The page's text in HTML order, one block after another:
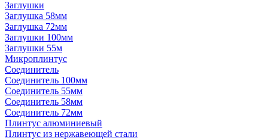
Заглушки
Заглушка 58мм
Заглушка 72мм
Заглушки 100мм
Заглушки 55м
Микроплинтус
Соединитель
Соединитель 100мм
Соединитель 55мм
Соединитель 58мм
Соединитель 72мм
Плинтус алюминиевый
Плинтус из нержавеющей стали